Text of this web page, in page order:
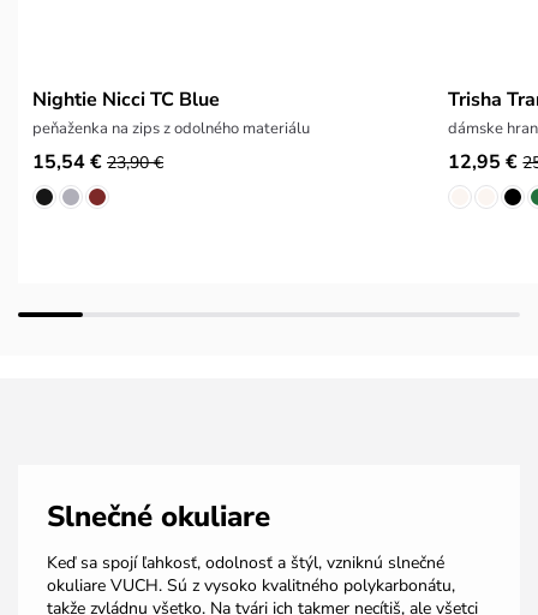
Nightie Nicci TC Blue
peňaženka na zips z odolného materiálu
15,54 € 23,90 €
Trisha
dámske
12,95 €
Slnečné okuliare
Keď sa spojí ľahkosť, odolnosť a štýl, vzniknú slnečné
okuliare VUCH. Sú z vysoko kvalitného polykarbonátu,
takže zvládnu všetko. Na tvári ich takmer necítiš, ale všetci